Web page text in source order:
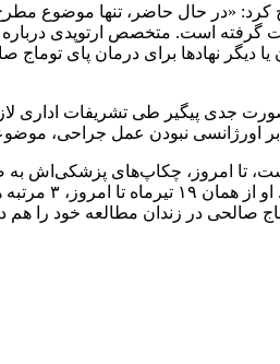
کرد: «در حال حاضر، تنها موضوع
گرفته است. متخصص ارتوپدی
دیگر نهادها برای درمان پای
جدی پیگیر طی تشریفات
نبودن عمل جراحی،
است، تا امروز، چکاپ‌های
هفتگی
صالحی در زندان مطالعه خود را هم